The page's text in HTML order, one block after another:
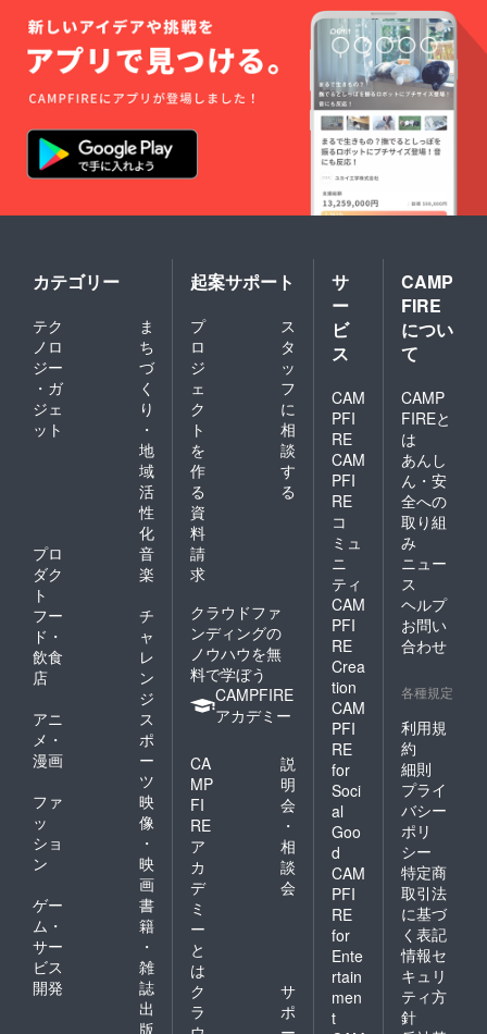
本商品
は千代
菊より
直接発
送させ
ていた
だきま
す。
（長良
Bleu.C
：長良
Bleu.V
：長良
Bleu.P
）を作
りまし
た。
満の飲
酒は法
律で禁
ていま
す。未
成年へ
の販売
は致し
ん。 ※
は千代
菊より
直接発
送させ
ていた
だきま
す。
カテゴリー
テク
ノロ
ジー
・ガ
ジェ
ット
ま
ち
づ
く
り
・
地
域
活
性
化
プロ
ダク
ト
音
楽
フー
ド・
飲食
店
チ
ャ
レ
ン
ジ
アニ
メ・
漫画
ス
ポ
ー
ツ
ファ
ッ
ショ
ン
映
像
・
映
画
ゲー
ム・
サー
ビス
開発
書
籍
・
雑
誌
出
版
起案サポート
プ
ロ
ジ
ェ
ク
ト
を
作
る
ス
タ
ッ
フ
に
相
談
す
る
資
料
請
求
クラウドファ
ンディングの
ノウハウを無
料で学ぼう
CAMPFIRE
アカデミー
CA
MP
FI
RE
ア
カ
デ
ミ
ー
と
は
説
明
会
・
相
談
会
ク
ラ
サ
ポ
サ
ー
ビ
ス
CAM
PFI
RE
CAM
PFI
RE
コ
ミュ
ニ
ティ
CAM
PFI
RE
Crea
tion
CAM
PFI
RE
for
Soci
al
Goo
d
CAM
PFI
RE
for
Ente
rtain
men
t
CAMP
FIRE
につい
て
CAMP
FIREと
は
あんし
ん・安
全への
取り組
み
ニュー
ス
ヘルプ
お問い
合わせ
各種規定
利用規
約
細則
プライ
バシー
ポリ
シー
特定商
取引法
に基づ
く表記
情報セ
キュリ
ティ方
針